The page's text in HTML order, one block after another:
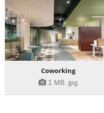
Coworking
1 MB .jpg